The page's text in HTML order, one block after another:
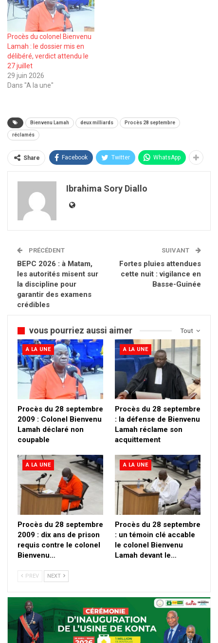
Procès du colonel Bienvenu
Lamah : le dossier mis en
délibéré, verdict attendu le
27 juillet
29 juin 2026
Dans "A la une"
Bienvenu Lamah deux milliards Procès 28 septembre
réclamés
Share Facebook Twitter WhatsApp
Ibrahima Sory Diallo
PRÉCÉDENT
BEPC 2026 : à Matam,
les autorités misent sur
la discipline pour
garantir des examens
crédibles
SUIVANT
Fortes pluies attendues
cette nuit : vigilance en
Basse-Guinée
Tout
vous pourriez aussi aimer
A LA UNE
Procès du 28 septembre
2009 : Colonel Bienvenu
Lamah déclaré non
coupable
A LA UNE
Procès du 28 septembre
: la défense de Bienvenu
Lamah réclame son
acquittement
A LA UNE
Procès du 28 septembre
2009 : dix ans de prison
requis contre le colonel
Bienvenu…
A LA UNE
Procès du 28 septembre
: un témoin clé accable
le colonel Bienvenu
Lamah devant le…
PREV NEXT